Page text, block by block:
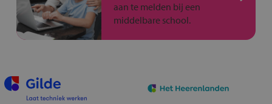
aan te melden bij een
middelbare school.